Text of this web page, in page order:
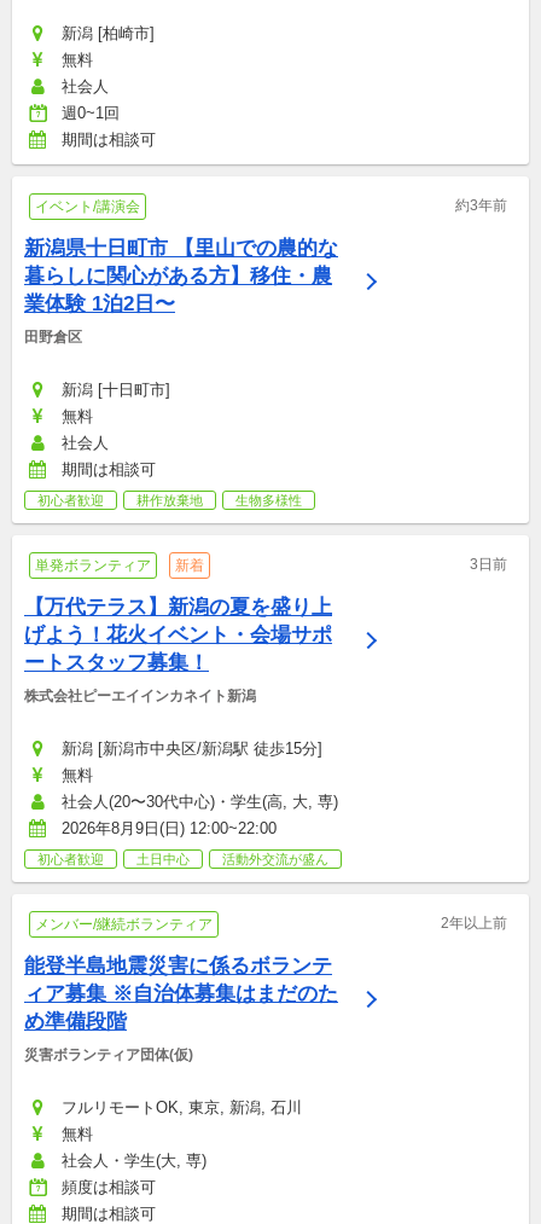
新潟 [柏崎市]
無料
社会人
週0~1回
期間は相談可
イベント/講演会 約3年前
新潟県十日町市 【里山での農的な
暮らしに関心がある方】移住・農
業体験 1泊2日〜
田野倉区
新潟 [十日町市]
無料
社会人
期間は相談可
初心者歓迎 耕作放棄地 生物多様性
単発ボランティア 新着 3日前
【万代テラス】新潟の夏を盛り上
げよう！花火イベント・会場サポ
ートスタッフ募集！
株式会社ピーエイインカネイト新潟
新潟 [新潟市中央区/新潟駅 徒歩15分]
無料
社会人(20〜30代中心)・学生(高, 大, 専)
2026年8月9日(日) 12:00~22:00
初心者歓迎 土日中心 活動外交流が盛ん
メンバー/継続ボランティア 2年以上前
能登半島地震災害に係るボランテ
ィア募集 ※自治体募集はまだのた
め準備段階
災害ボランティア団体(仮)
フルリモートOK, 東京, 新潟, 石川
無料
社会人・学生(大, 専)
頻度は相談可
期間は相談可